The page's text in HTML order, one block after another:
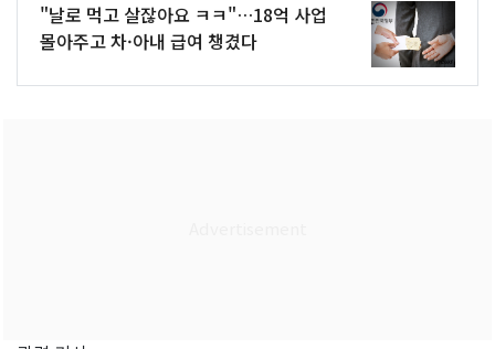
"날로 먹고 살잖아요 ㅋㅋ"…18억 사업
몰아주고 차·아내 급여 챙겼다